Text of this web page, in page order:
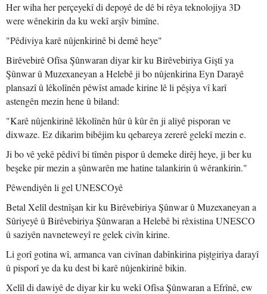
Her wiha her perçeyekî di depoyê de dê bi rêya teknolojiya 3D
were wênekirin da ku wekî arşîv bimîne.
"Pêdiviya karê nûjenkirinê bi demê heye"
Birêvebirê Ofîsa Şûnwaran diyar kir ku Birêvebiriya Giştî ya
Şûnwar û Muzexaneyan a Helebê ji bo nûjenkirina Eyn Darayê
plansazî û lêkolînên pêwîst amade kirine lê li pêşiya vî karî
astengên mezin hene û biland:
"Karê nûjenkirinê lêkolînên hûr û kûr ên ji aliyê pisporan ve
dixwaze. Ez dikarim bibêjim ku qebareya zererê gelekî mezin e.
Ji bo vê yekê pêdivî bi tîmên pispor û demeke dirêj heye, ji ber ku
beşeke pir mezin a şûnwarên me hatine talankirin û wêrankirin."
Pêwendiyên li gel UNESCOyê
Betal Xelîl destnîşan kir ku Birêvebiriya Şûnwar û Muzexaneyan a
Sûriyeyê û Birêvebiriya Şûnwaran a Helebê bi rêxistina UNESCO
û saziyên navneteweyî re gelek civîn kirine.
Li gorî gotina wî, armanca van civînan dabînkirina piştgiriya darayî
û pisporî ye da ku dest bi karê nûjenkirinê bikin.
Xelîl di dawiyê de diyar kir ku wekî Ofîsa Şûnwaran a Efrînê, ew